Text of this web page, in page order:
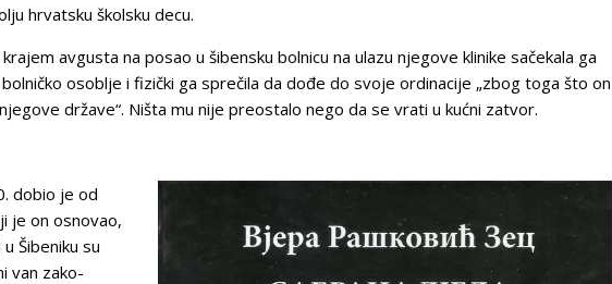
hr­vat­sku škol­sku de­cu.
avgusta na po­sao u ši­ben­sku bol­ni­cu na ula­zu nje­go­ve kli­ni­ke sa­če­ka­la ga
oso­blje i fi­zič­ki ga spre­či­la da do­đe do svo­je or­di­na­ci­je „zbog to­ga što on
dr­ža­ve“. Ni­šta mu ni­je pre­o­sta­lo ne­go da se vra­ti u kuć­ni za­tvor.
do­bio je od
je on osno­vao,
Šibeniku su
van za­ko­